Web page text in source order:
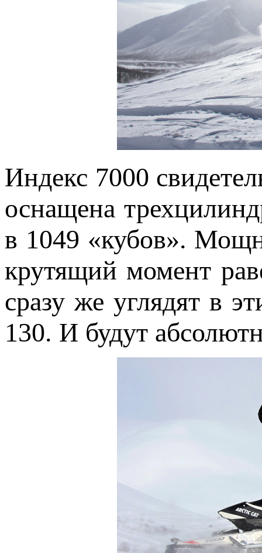
Индекс 7000
оснащена
в 1049 «кубов».
крутящий момент
сразу же углядят в
130. И будут